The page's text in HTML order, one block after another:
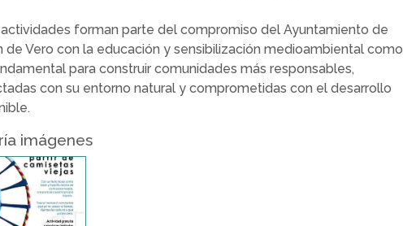
actividades forman parte del compromiso del Ayuntamiento de
de Vero con la educación y sensibilización medioambiental como
para construir comunidades más responsables,
con su entorno natural y comprometidas con el desarrollo
imágenes